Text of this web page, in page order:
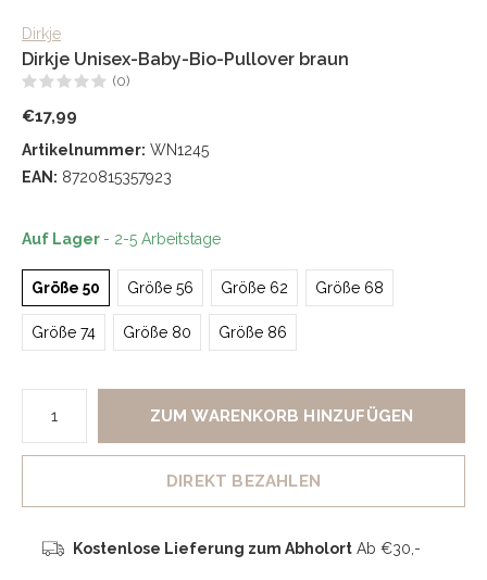
Dirkje
Dirkje Unisex-Baby-Bio-Pullover braun
(0)
€17,99
Artikelnummer: WN1245
EAN: 8720815357923
Auf Lager - 2-5 Arbeitstage
Größe 50 Größe 56 Größe 62 Größe 68
Größe 74 Größe 80 Größe 86
ZUM WARENKORB HINZUFÜGEN
DIREKT BEZAHLEN
Kostenlose Lieferung zum AbholortAb €30,-